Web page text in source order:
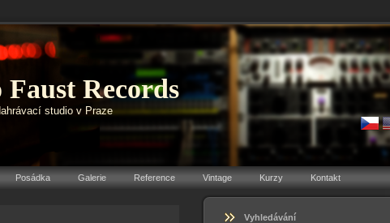
Faust Records
studio v Praze
Posádka Galerie Reference Vintage Kurzy Kontakt
Vyhledávání